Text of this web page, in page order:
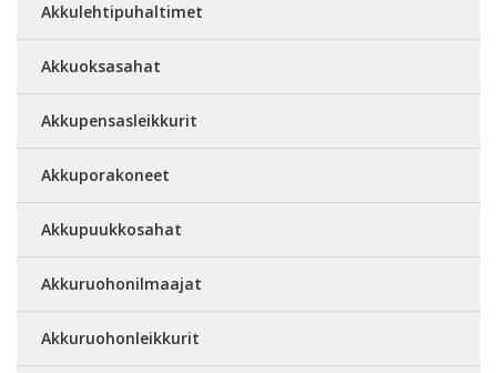
Akkulehtipuhaltimet
Akkuoksasahat
Akkupensasleikkurit
Akkuporakoneet
Akkupuukkosahat
Akkuruohonilmaajat
Akkuruohonleikkurit